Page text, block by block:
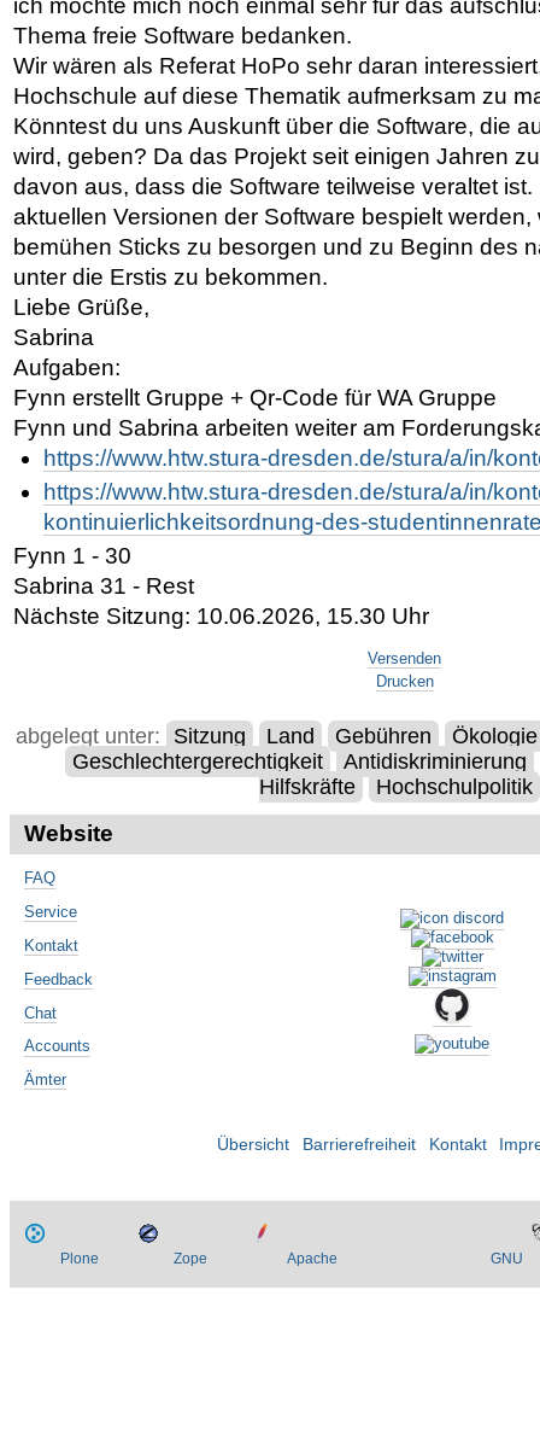
ich möchte mich noch einmal sehr für das
Thema freie Software bedanken.
Wir wären als Referat HoPo sehr daran
Hochschule auf diese Thematik aufmerksam zu
Könntest du uns Auskunft über die Software, die
wird, geben? Da das Projekt seit einigen Jahren
davon aus, dass die Software teilweise veraltet
aktuellen Versionen der Software bespielt werden,
bemühen Sticks zu besorgen und zu Beginn des
unter die Erstis zu bekommen.
Liebe Grüße,
Sabrina
Aufgaben:
Fynn erstellt Gruppe + Qr-Code für WA Gruppe
Fynn und Sabrina arbeiten weiter am
https://www.htw.stura-dresden.de/stura/a/in/
https://www.htw.stura-dresden.de/stura/a/in/
kontinuierlichkeitsordnung-des-
Fynn 1 - 30
Sabrina 31 - Rest
Nächste Sitzung: 10.06.2026, 15.30 Uhr
Versenden
Drucken
abgelegt unter: Sitzung Land Gebühren
Ökologie
Geschlechtergerechtigkeit
Antidiskriminierung
Hilfskräfte
Hochschulpolitik
Website
FAQ
Service
Kontakt
Feedback
Chat
Accounts
Ämter
Übersicht Barrierefreiheit Kontakt
Plone Zope Apache GNU